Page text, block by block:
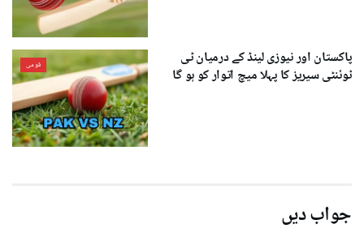
قومی
پاکستان اور نیوزی لینڈ کے درمیان ٹی
ٹوئنٹی سیریز کا پہلا میچ اتوار کو ہو گا
جواب دیں